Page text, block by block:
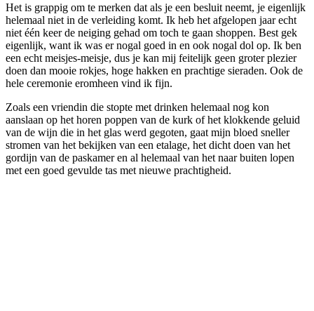
Het is grappig om te merken dat als je een besluit neemt, je eigenlijk
helemaal niet in de verleiding komt. Ik heb het afgelopen jaar echt
niet één keer de neiging gehad om toch te gaan shoppen. Best gek
eigenlijk, want ik was er nogal goed in en ook nogal dol op. Ik ben
een echt meisjes-meisje, dus je kan mij feitelijk geen groter plezier
doen dan mooie rokjes, hoge hakken en prachtige sieraden. Ook de
hele ceremonie eromheen vind ik fijn.
Zoals een vriendin die stopte met drinken helemaal nog kon
aanslaan op het horen poppen van de kurk of het klokkende geluid
van de wijn die in het glas werd gegoten, gaat mijn bloed sneller
stromen van het bekijken van een etalage, het dicht doen van het
gordijn van de paskamer en al helemaal van het naar buiten lopen
met een goed gevulde tas met nieuwe prachtigheid.